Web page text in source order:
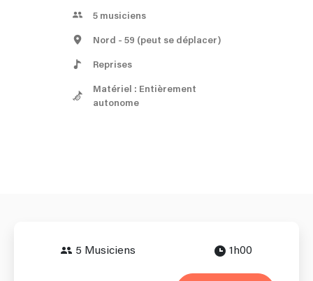
5 musiciens
Nord - 59 (peut se déplacer)
Reprises
Matériel : Entièrement
autonome
5 Musiciens 1h00